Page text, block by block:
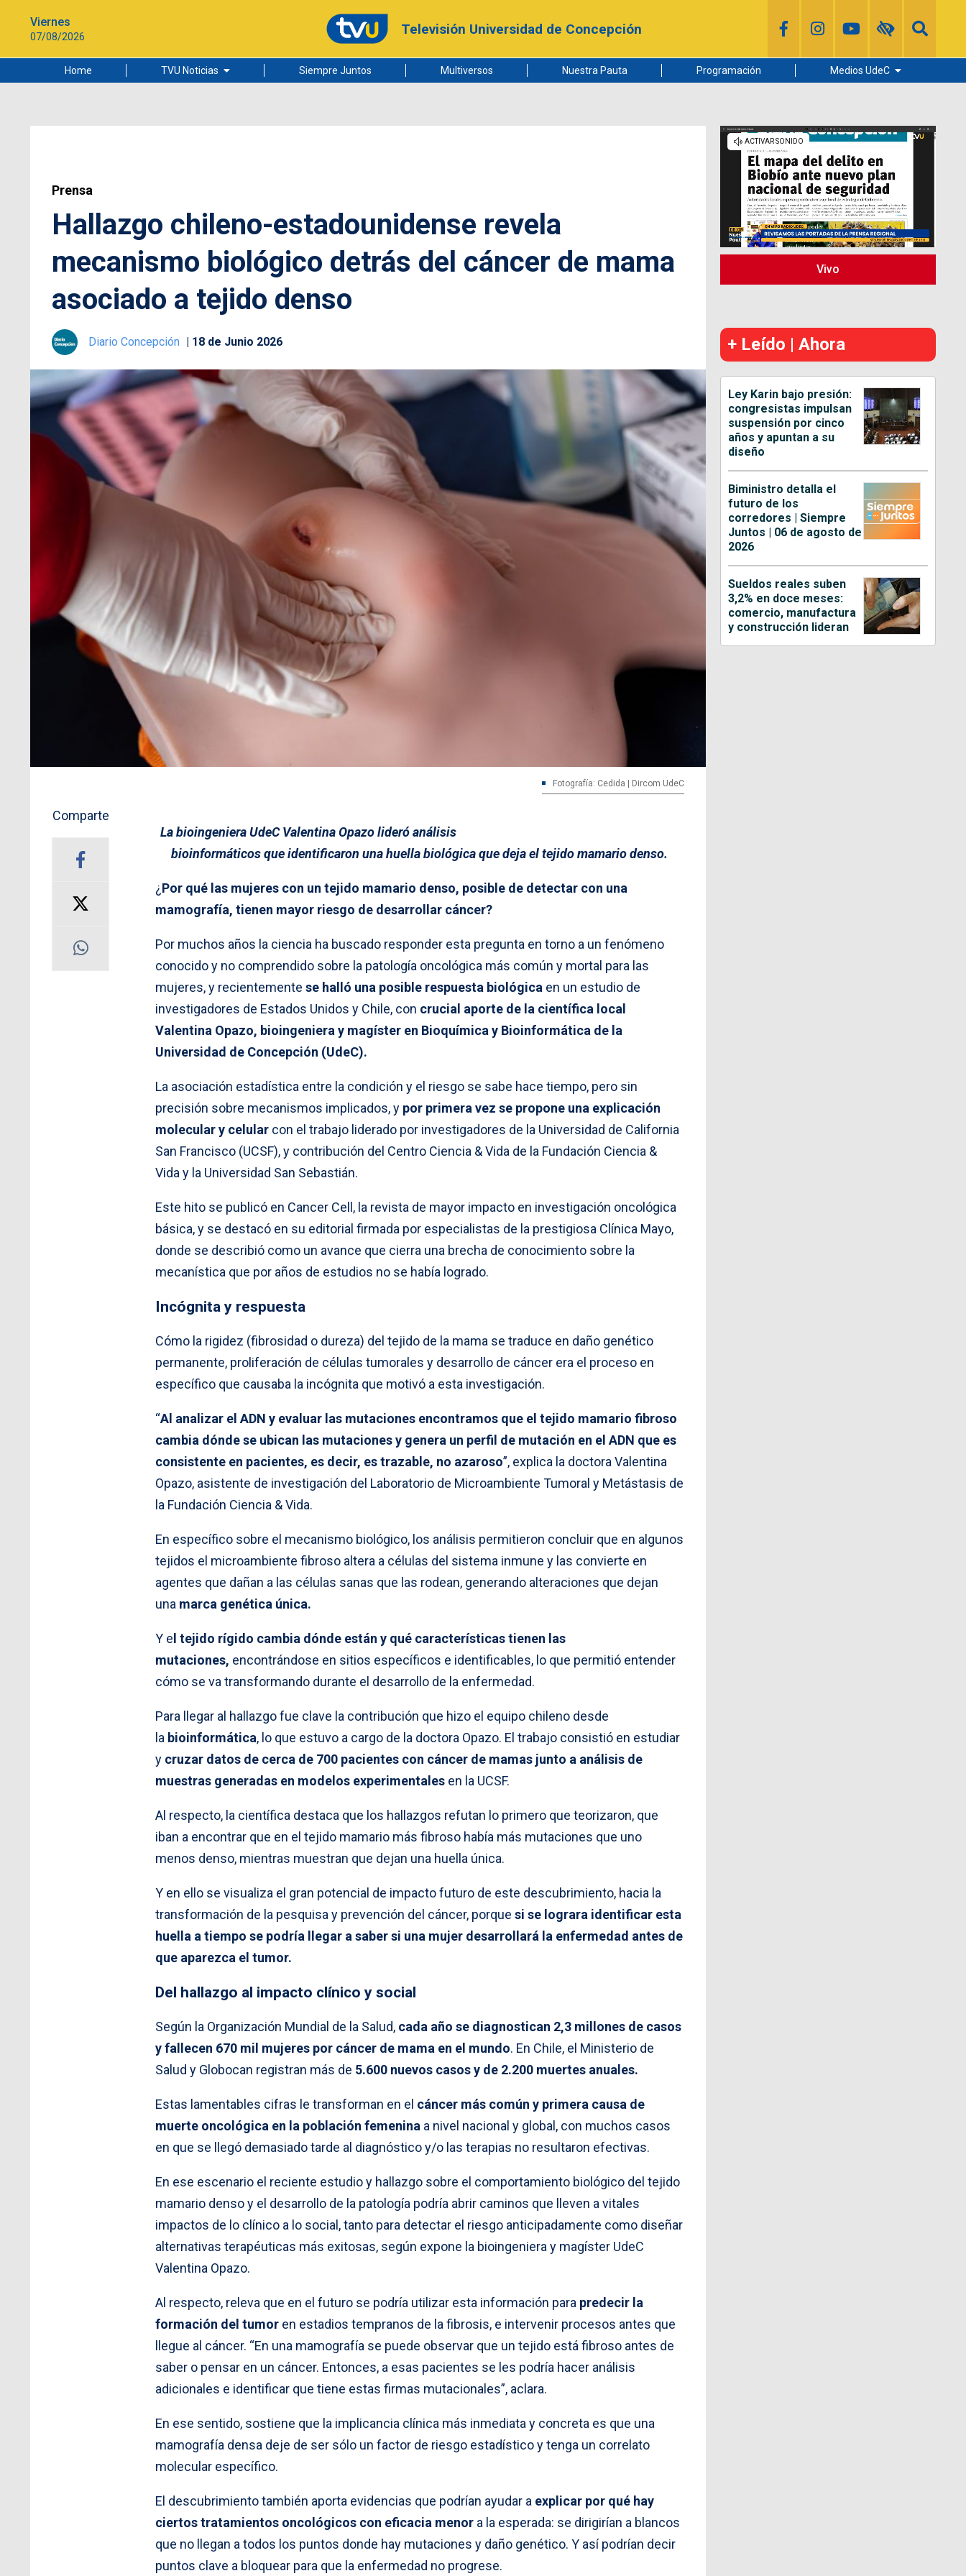
Viernes
07/08/2026 Televisión Universidad de Concepción
Home TVU Noticias
Ciudad
Siempre Juntos Multiversos Nuestra Pauta Programación Medios UdeC
Radio UdeC
La Discusión
Prensa
Hallazgo chileno-estadounidense revela
mecanismo biológico detrás del cáncer de mama
asociado a tejido denso
Diario Concepción 18 de Junio 2026
Fotografía: Cedida | Dircom UdeC
Comparte
La bioingeniera UdeC Valentina Opazo lideró análisis
bioinformáticos que identificaron una huella biológica que deja el tejido mamario denso.
¿Por qué las mujeres con un tejido mamario denso, posible de detectar con una
mamografía, tienen mayor riesgo de desarrollar cáncer?
Por muchos años la ciencia ha buscado responder esta pregunta en torno a un fenómeno
conocido y no comprendido sobre la patología oncológica más común y mortal para las
mujeres, y recientemente se halló una posible respuesta biológica en un estudio de
investigadores de Estados Unidos y Chile, con crucial aporte de la científica local
Valentina Opazo, bioingeniera y magíster en Bioquímica y Bioinformática de la
Universidad de Concepción (UdeC).
La asociación estadística entre la condición y el riesgo se sabe hace tiempo, pero sin
precisión sobre mecanismos implicados, y por primera vez se propone una explicación
molecular y celular con el trabajo liderado por investigadores de la Universidad de California
San Francisco (UCSF), y contribución del Centro Ciencia & Vida de la Fundación Ciencia &
Vida y la Universidad San Sebastián.
Este hito se publicó en Cancer Cell, la revista de mayor impacto en investigación oncológica
básica, y se destacó en su editorial firmada por especialistas de la prestigiosa Clínica Mayo,
donde se describió como un avance que cierra una brecha de conocimiento sobre la
mecanística que por años de estudios no se había logrado.
Incógnita y respuesta
Cómo la rigidez (fibrosidad o dureza) del tejido de la mama se traduce en daño genético
permanente, proliferación de células tumorales y desarrollo de cáncer era el proceso en
específico que causaba la incógnita que motivó a esta investigación.
“Al analizar el ADN y evaluar las mutaciones encontramos que el tejido mamario fibroso
cambia dónde se ubican las mutaciones y genera un perfil de mutación en el ADN que es
consistente en pacientes, es decir, es trazable, no azaroso”, explica la doctora Valentina
Opazo, asistente de investigación del Laboratorio de Microambiente Tumoral y Metástasis de
la Fundación Ciencia & Vida.
En específico sobre el mecanismo biológico, los análisis permitieron concluir que en algunos
tejidos el microambiente fibroso altera a células del sistema inmune y las convierte en
agentes que dañan a las células sanas que las rodean, generando alteraciones que dejan
una marca genética única.
Y e l tejido rígido cambia dónde están y qué características tienen las
mutaciones, encontrándose en sitios específicos e identificables, lo que permitió entender
cómo se va transformando durante el desarrollo de la enfermedad.
Para llegar al hallazgo fue clave la contribución que hizo el equipo chileno desde
la bioinformática, lo que estuvo a cargo de la doctora Opazo. El trabajo consistió en estudiar
y cruzar datos de cerca de 700 pacientes con cáncer de mamas junto a análisis de
muestras generadas en modelos experimentales en la UCSF.
Al respecto, la científica destaca que los hallazgos refutan lo primero que teorizaron, que
iban a encontrar que en el tejido mamario más fibroso había más mutaciones que uno
menos denso, mientras muestran que dejan una huella única.
Y en ello se visualiza el gran potencial de impacto futuro de este descubrimiento, hacia la
transformación de la pesquisa y prevención del cáncer, porque si se lograra identificar esta
huella a tiempo se podría llegar a saber si una mujer desarrollará la enfermedad antes de
que aparezca el tumor.
Del hallazgo al impacto clínico y social
Según la Organización Mundial de la Salud, cada año se diagnostican 2,3 millones de casos
y fallecen 670 mil mujeres por cáncer de mama en el mundo. En Chile, el Ministerio de
Salud y Globocan registran más de 5.600 nuevos casos y de 2.200 muertes anuales.
Estas lamentables cifras le transforman en el cáncer más común y primera causa de
muerte oncológica en la población femenina a nivel nacional y global, con muchos casos
en que se llegó demasiado tarde al diagnóstico y/o las terapias no resultaron efectivas.
En ese escenario el reciente estudio y hallazgo sobre el comportamiento biológico del tejido
mamario denso y el desarrollo de la patología podría abrir caminos que lleven a vitales
impactos de lo clínico a lo social, tanto para detectar el riesgo anticipadamente como diseñar
alternativas terapéuticas más exitosas, según expone la bioingeniera y magíster UdeC
Valentina Opazo.
Al respecto, releva que en el futuro se podría utilizar esta información para predecir la
formación del tumor en estadios tempranos de la fibrosis, e intervenir procesos antes que
llegue al cáncer. “En una mamografía se puede observar que un tejido está fibroso antes de
saber o pensar en un cáncer. Entonces, a esas pacientes se les podría hacer análisis
adicionales e identificar que tiene estas firmas mutacionales”, aclara.
En ese sentido, sostiene que la implicancia clínica más inmediata y concreta es que una
mamografía densa deje de ser sólo un factor de riesgo estadístico y tenga un correlato
molecular específico.
El descubrimiento también aporta evidencias que podrían ayudar a explicar por qué hay
ciertos tratamientos oncológicos con eficacia menor a la esperada: se dirigirían a blancos
que no llegan a todos los puntos donde hay mutaciones y daño genético. Y así podrían decir
puntos clave a bloquear para que la enfermedad no progrese.
Vivo
+ Leído | Ahora
Ley Karin bajo presión:
congresistas impulsan
suspensión por cinco
años y apuntan a su
diseño
Biministro detalla el
futuro de los
corredores | Siempre
Juntos | 06 de agosto de
2026
Sueldos reales suben
3,2% en doce meses:
comercio, manufactura
y construcción lideran